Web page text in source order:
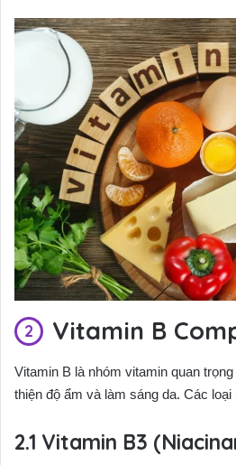
Vitamin B
Vitamin B là nhóm vitamin quan
thiện độ ẩm và làm sáng da. Các loại
Vitamin B3